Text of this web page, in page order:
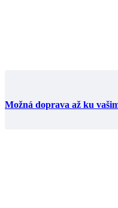
Možná doprava až ku